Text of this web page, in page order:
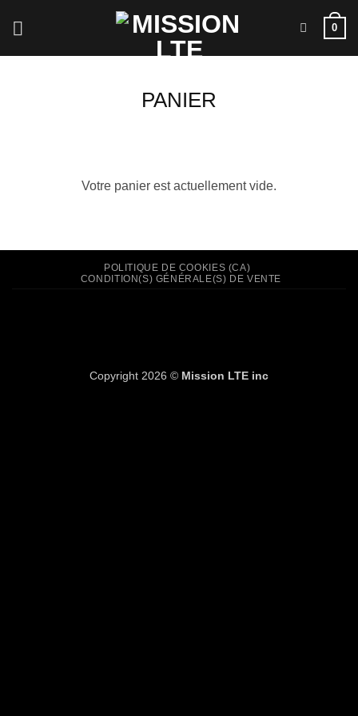
0
PANIER
Votre panier est actuellement vide.
POLITIQUE DE COOKIES (CA)
CONDITION(S) GÉNÉRALE(S) DE VENTE
Copyright 2026 © Mission LTE inc